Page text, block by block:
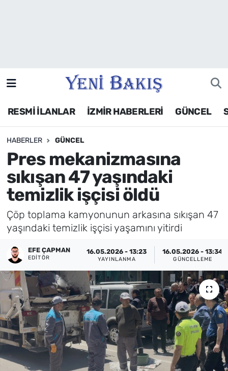
RESMİ İLANLAR İZMİR HABERLERİ GÜNCEL
HABERLER GÜNCEL
Pres mekanizmasına
sıkışan 47 yaşındaki
temizlik işçisi öldü
Çöp toplama kamyonunun arkasına sıkışan 47
yaşındaki temizlik işçisi yaşamını yitirdi
EFE ÇAPMAN
EDITÖR
16.05.2026 - 13:23
YAYINLANMA
16.05.2026 - 13:34
GÜNCELLEME
Siyaset
Asayiş / Polis-Adliye
Spor
Magazin
Foto Galeri
Künye
İletişim